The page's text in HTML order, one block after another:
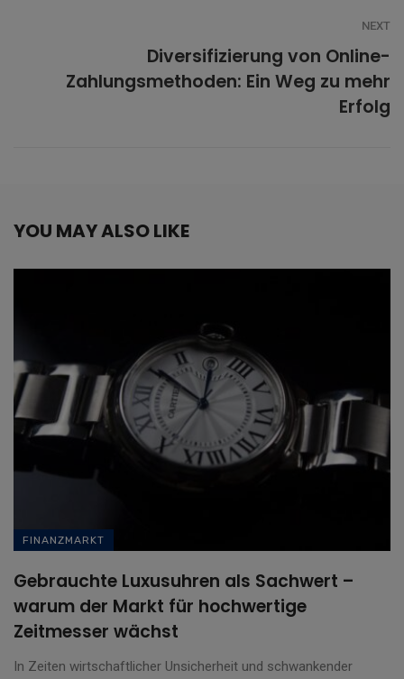
NEXT
Diversifizierung von Online-
Zahlungsmethoden: Ein Weg zu mehr
Erfolg
YOU MAY ALSO LIKE
FINANZMARKT
Gebrauchte Luxusuhren als Sachwert –
warum der Markt für hochwertige
Zeitmesser wächst
In Zeiten wirtschaftlicher Unsicherheit und schwankender